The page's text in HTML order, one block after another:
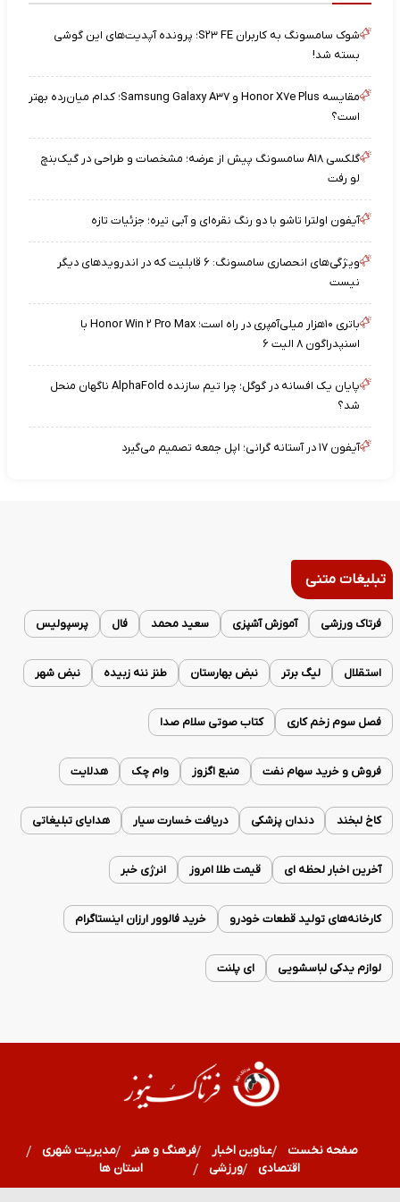
شوک سامسونگ به کاربران S۲۳ FE؛ پرونده آپدیت‌های این گوشی
بسته شد!
مقایسه Honor X۷e Plus و Samsung Galaxy A۳۷؛ کدام میان‌رده بهتر
است؟
گلکسی A۱۸ سامسونگ پیش از عرضه؛ مشخصات و طراحی در گیک‌بنچ
لو رفت
آیفون اولترا تاشو با دو رنگ نقره‌ای و آبی تیره؛ جزئیات تازه
ویژگی‌های انحصاری سامسونگ: ۶ قابلیت که در اندرویدهای دیگر
نیست
باتری ۱۰هزار میلی‌آمپری در راه است؛ Honor Win ۲ Pro Max با
اسنپدراگون ۸ الیت ۶
پایان یک افسانه در گوگل؛ چرا تیم سازنده AlphaFold ناگهان منحل
شد؟
آیفون ۱۷ در آستانه گرانی؛ اپل جمعه تصمیم می‌گیرد
تبلیغات متنی
فرتاک ورزشی آموزش آشپزی سعید محمد فال پرسپولیس
استقلال لیگ برتر نبض بهارستان طنز ننه زبیده نبض شهر
فصل سوم زخم کاری کتاب صوتی سلام صدا
فروش و خرید سهام نفت منبع اگزوز وام چک هدلایت
کاخ لبخند دندان پزشکی دریافت خسارت سیار هدایای تبلیغاتی
آخرین اخبار لحظه ای قیمت طلا امروز انرژی خبر
کارخانه‌های تولید قطعات خودرو خرید فالوور ارزان اینستاگرام
لوازم یدکی لباسشویی ای پلنت
صفحه نخست عناوین اخبار فرهنگ و هنر
مدیریت شهری
اقتصادی
ورزشی سلامت استان ها